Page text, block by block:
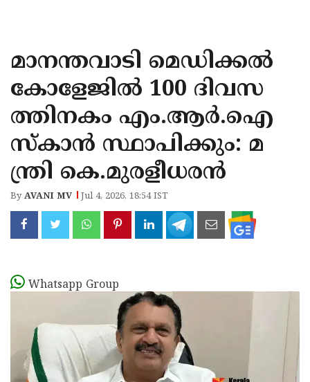
KANNUR
KASARAGOD
മാനന്തവാടി മെഡിക്കൽ
കോളേജിൽ 100 ദിവസ
ത്തിനകം എം.ആർ.ഐ
സ്കാൻ സ്ഥാപിക്കും: മ
ന്ത്രി കെ.മുരളീധരൻ
ByAVANI MV Jul 4, 2026, 18:54 IST
Whatsapp Group